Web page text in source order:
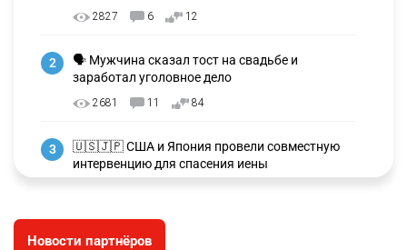
2827 6 12
2
🗣 Мужчина сказал тост на свадьбе и
заработал уголовное дело
2681 11 84
3
🇺🇸🇯🇵 США и Япония провели совместную
интервенцию для спасения иены
4
💬 Димаш Кудайберген ответил на критику
Новости партнёров